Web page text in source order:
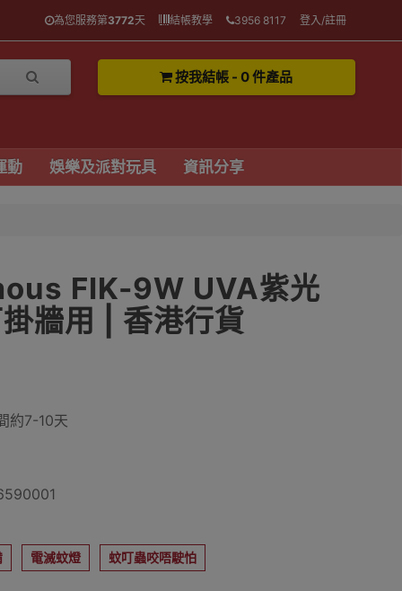
為您服務第3772天 結帳教學 3956 8117 登入/註冊
按我結帳 - 0 件產品
動 娛樂及派對玩具 資訊分享
FIK-9W UVA紫光
牆用 | 香港行貨
約7-10天
電滅蚊燈 蚊叮蟲咬唔駛怕